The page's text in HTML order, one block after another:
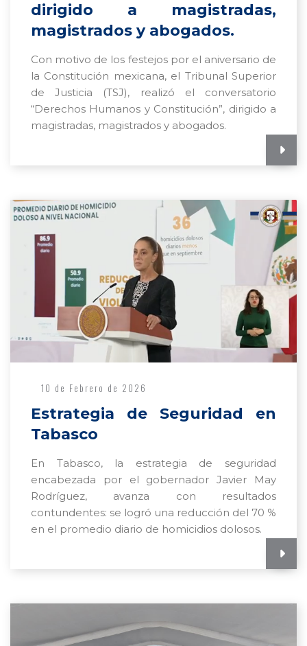
dirigido a magistradas,
magistrados y abogados.
Con motivo de los festejos por el aniversario de
la Constitución mexicana, el Tribunal Superior
de Justicia (TSJ), realizó el conversatorio
“Derechos Humanos y Constitución”, dirigido a
magistradas, magistrados y abogados.
10 de Febrero de 2026
Estrategia de Seguridad en
Tabasco
En Tabasco, la estrategia de seguridad
encabezada por el gobernador Javier May
Rodríguez, avanza con resultados
contundentes: se logró una reducción del 70 %
en el promedio diario de homicidios dolosos.